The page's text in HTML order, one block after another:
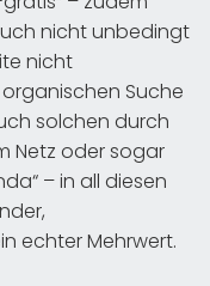
nicht unbedingt
nicht
Suche
solchen durch
Netz oder sogar
– in all diesen
echter Mehrwert.